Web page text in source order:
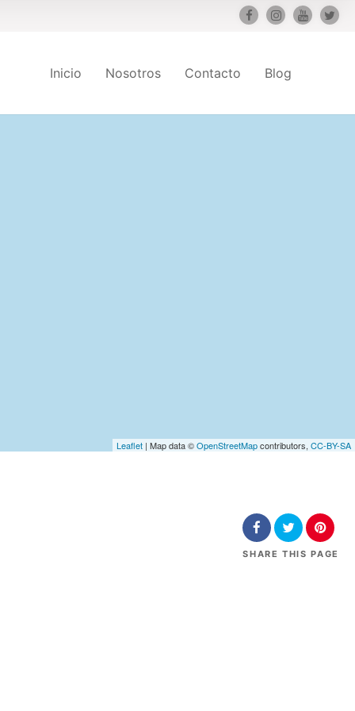
Inicio Nosotros Contacto Blog
Leaflet | Map data ©OpenStreetMapcontributors, CC-BY-SA
SHARE THIS PAGE